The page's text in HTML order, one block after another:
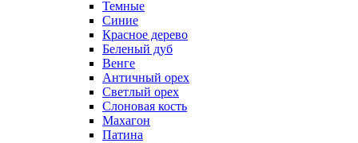
Темные
Синие
Красное дерево
Беленый дуб
Венге
Античный орех
Светлый орех
Слоновая кость
Махагон
Патина